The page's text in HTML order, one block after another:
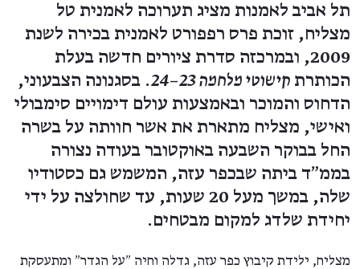
תל אביב לאמנות מציג תערוכה לאמנית טל
מצליח, זוכת פרס רפפורט לאמנית בכירה לשנת
2009, ובמרכזה סדרת ציורים חדשה בעלת
הכותרת קישוטי מלחמה 23–24
. בסגנונה הצבעוני,
הדחוס והמוכר ובאמצעות עולם דימויים סימבולי
ואישי, מצליח מתארת את אשר חוותה על בשרה
החל בבוקר השבעה באוקטובר בעודה נצורה
בממ"ד ביתה שבכפר עזה, המשמש גם כסטודיו
שלה, במשך מעל 20 שעות, עד שחולצה על ידי
יחידת שלדג למקום מבטחים.
מצליח, ילידת קיבוץ כפר עזה, גדלה וחיה ״על הגדר״ ומתעסקת